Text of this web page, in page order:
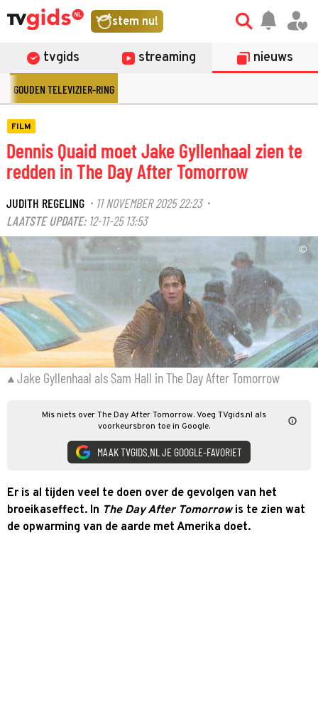
stem nu!
tvgids streaming nieuws
GOUDEN TELEVIZIER-RING
FILM
Dennis Quaid moet Jake Gyllenhaal zien te
redden in The Day After Tomorrow
JUDITH REGELING · 11 NOVEMBER 2025 22:23·
LAATSTE UPDATE: 12-11-25 13:53
©
Jake Gyllenhaal als Sam Hall in The Day After Tomorrow
Mis niets over The Day After Tomorrow. Voeg TVgids.nl als
voorkeursbron toe in Google.
MAAK TVGIDS.NL JE GOOGLE-FAVORIET
Er is al tijden veel te doen over de gevolgen van het
broeikaseffect. In The Day After Tomorrowis te zien wat
de opwarming van de aarde met Amerika doet.